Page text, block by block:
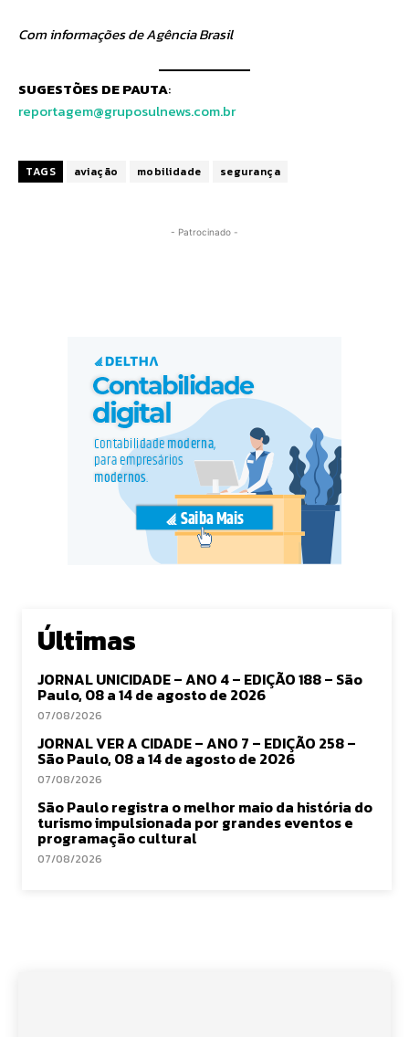
Com informações de Agência Brasil
SUGESTÕES DE PAUTA:
reportagem@gruposulnews.com.br
TAGS aviação mobilidade segurança
- Patrocinado -
Últimas
JORNAL UNICIDADE – ANO 4 – EDIÇÃO 188 – São
Paulo, 08 a 14 de agosto de 2026
07/08/2026
JORNAL VER A CIDADE – ANO 7 – EDIÇÃO 258 –
São Paulo, 08 a 14 de agosto de 2026
07/08/2026
São Paulo registra o melhor maio da história do
turismo impulsionada por grandes eventos e
programação cultural
07/08/2026